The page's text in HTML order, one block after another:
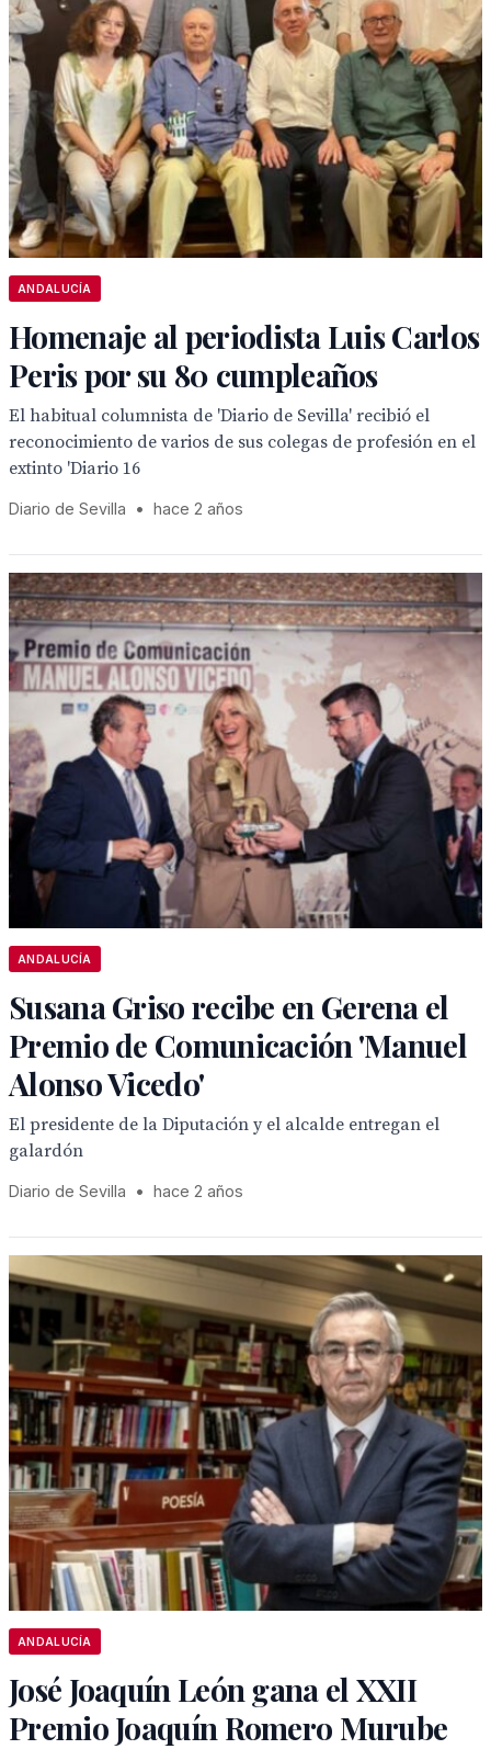
ANDALUCÍA
Homenaje al periodista Luis Carlos
Peris por su 80 cumpleaños
El habitual columnista de 'Diario de Sevilla' recibió el
reconocimiento de varios de sus colegas de profesión en el
extinto 'Diario 16
Diario de Sevilla • hace 2 años
ANDALUCÍA
Susana Griso recibe en Gerena el
Premio de Comunicación 'Manuel
Alonso Vicedo'
El presidente de la Diputación y el alcalde entregan el
galardón
Diario de Sevilla • hace 2 años
ANDALUCÍA
José Joaquín León gana el XXII
Premio Joaquín Romero Murube